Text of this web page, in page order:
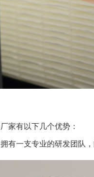
家有以下几个优势：
有一支专业的研发团队